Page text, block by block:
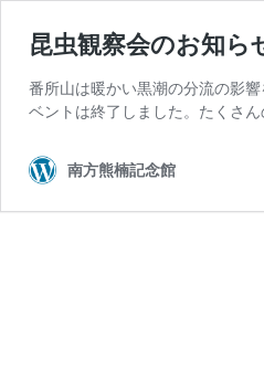
昆虫観察会のお知
番所山は暖かい黒潮の分流の影
ベントは終了しました。たくさ
南方熊楠記念館